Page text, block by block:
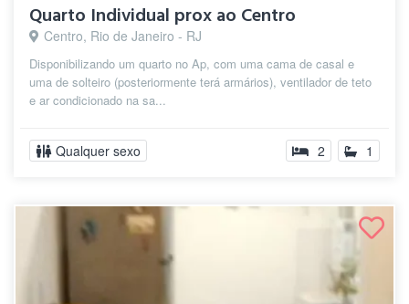
Quarto Individual prox ao Centro
Centro, Rio de Janeiro - RJ
Disponibilizando um quarto no Ap, com uma cama de casal e
uma de solteiro (posteriormente terá armários), ventilador de teto
e ar condicionado na sa...
Qualquer sexo 2 1